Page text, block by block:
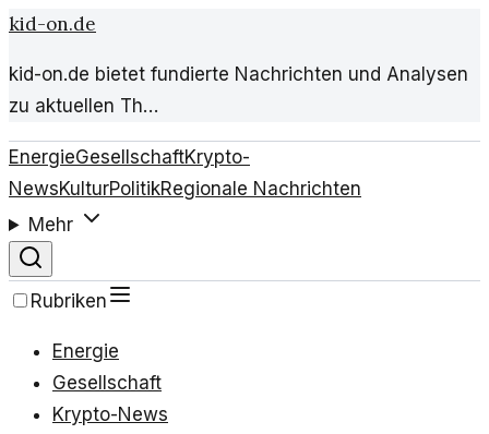
kid-on.de
kid-on.de bietet fundierte Nachrichten und Analysen
zu aktuellen Th…
EnergieGesellschaftKrypto-
NewsKulturPolitikRegionale Nachrichten
Mehr
Rubriken
Energie
Gesellschaft
Krypto-News